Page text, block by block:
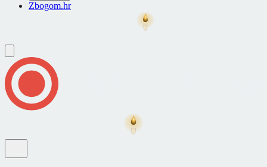
Zbogom.hr